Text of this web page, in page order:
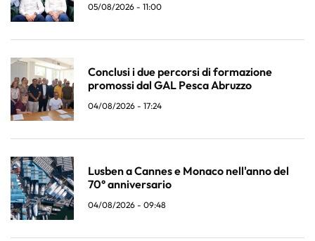
05/08/2026 - 11:00
Conclusi i due percorsi di formazione
promossi dal GAL Pesca Abruzzo
04/08/2026 - 17:24
Lusben a Cannes e Monaco nell'anno del
70° anniversario
04/08/2026 - 09:48